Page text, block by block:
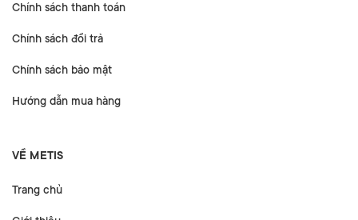
Chính sách thanh toán
Chính sách đổi trả
Chính sách bảo mật
Hướng dẫn mua hàng
VỀ METIS
Trang chủ